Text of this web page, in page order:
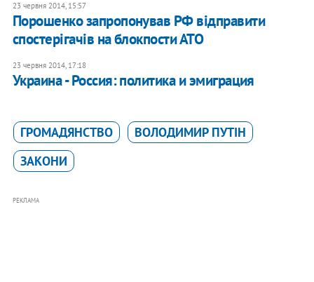
23 червня 2014, 15:57
Порошенко запропонував РФ відправити
спостерігачів на блокпости АТО
23 червня 2014, 17:18
Украина - Россия: политика и эмиграция
ГРОМАДЯНСТВО
ВОЛОДИМИР ПУТІН
ЗАКОНИ
РЕКЛАМА